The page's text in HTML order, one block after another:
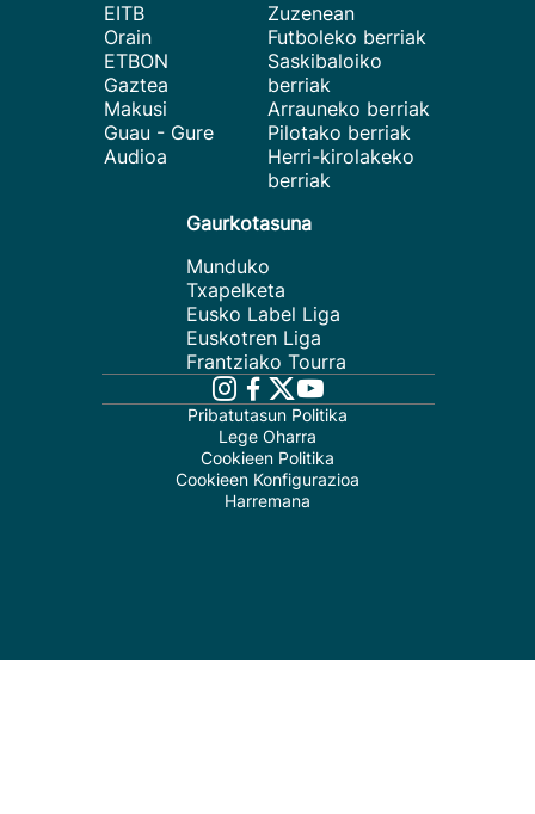
EITB
Orain
ETBON
Gaztea
Makusi
Guau - Gure
Audioa
Zuzenean
Futboleko berriak
Saskibaloiko
berriak
Arrauneko berriak
Pilotako berriak
Herri-kirolakeko
berriak
Gaurkotasuna
Munduko
Txapelketa
Eusko Label Liga
Euskotren Liga
Frantziako Tourra
Pribatutasun Politika
Lege Oharra
Cookieen Politika
Cookieen Konfigurazioa
Harremana